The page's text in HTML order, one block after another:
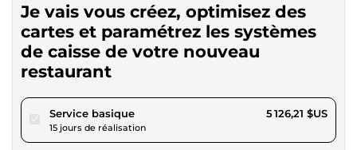
Je vais vous créez, optimisez des
cartes et paramétrez les systèmes
de caisse de votre nouveau
restaurant
Service basiquepour 4 724,61 $US
15 jours de réalisation
5 126,21 $US